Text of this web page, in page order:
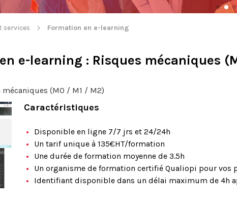
services Formation en e-learning
e-learning : Risques mécaniques
mécaniques (M0 / M1 / M2)
Caractéristiques
Disponible en ligne 7/7 jrs et 24/24h
Un tarif unique à 135€HT/formation
Une durée de formation moyenne de 3.5h
Un organisme de formation certifié Qualiopi pour vos
Identifiant disponible dans un délai maximum de 4h